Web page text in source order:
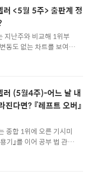
과 펜만 있으면 누구든
있으며, 다양한 색으로 자
..
승해 종합 5위에 올랐습
『담론』과 야마구치
』은 약간의 하향세를
7위에 안착했습니다.
에게 주는 레시피』가 출
진입했습니다.『딸에게
입니다. 자존심이 깎이는
고마운 친구들과는 ‘훈
러 <5월 5주> 출판계 정
지난주와 비교해 1위부
동도 없는 차트를 보여줍
를 잘못 열어 본 건 아닌
대화를 위한 넓고 얕은
담론』 등이 인기를 끕니
현상은 언제까지 계속
정가제 이후 독자들의 관
슈가 없었던 것도 사실입
부법’과 같은 키워드가
종류의 책을 우후죽순
를 이끌기엔 역부족해 보
러 (5월4주)-어느 날 내
다면? 『레프트 오버』
종합 1위에 오른 기시미
기』를 이어 공부 법 관련
여전히 인기를 끄는 한